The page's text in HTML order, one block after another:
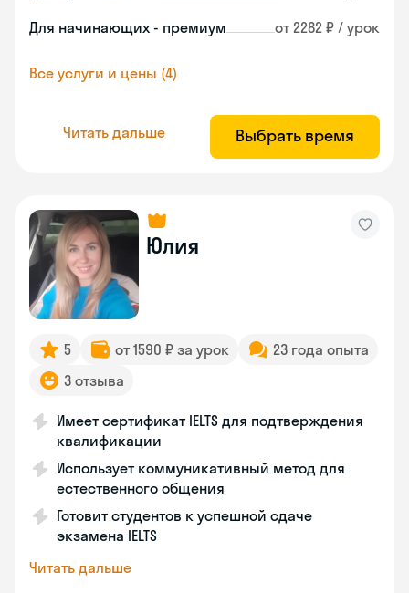
Для начинающих - премиум от 2282 ₽ / урок
Все услуги и цены (4)
Читать дальше Выбрать время
Юлия
5 от 1590 ₽ за урок
23 года опыта
3 отзыва
Имеет сертификат IELTS для подтверждения
квалификации
Использует коммуникативный метод для
естественного общения
Готовит студентов к успешной сдаче
экзамена IELTS
Читать дальше